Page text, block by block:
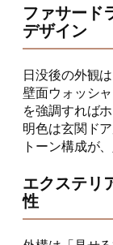
ファサード
デザイン
日没後の外観
壁面ウォッシ
を強調すれば
明色は玄関ド
トーン構成が
エクステリ
性